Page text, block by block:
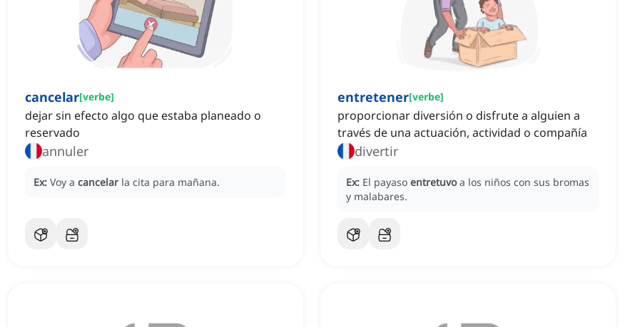
cancelar[verbe]
dejar sin efecto algo que estaba planeado o
reservado
annuler
Ex: Voy a cancelar la cita para mañana.
entretener[verbe]
proporcionar diversión o disfrute a alguien a
través de una actuación, actividad o compañía
divertir
Ex: El payaso entretuvo a los niños con sus bromas
y malabares.